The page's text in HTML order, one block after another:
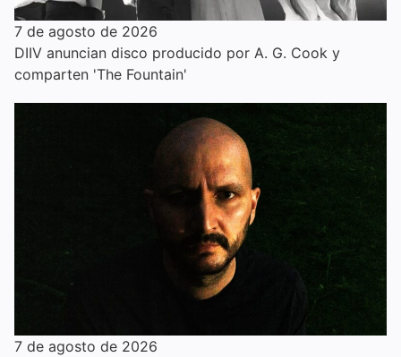
7 de agosto de 2026
DIIV anuncian disco producido por A. G. Cook y
comparten 'The Fountain'
7 de agosto de 2026